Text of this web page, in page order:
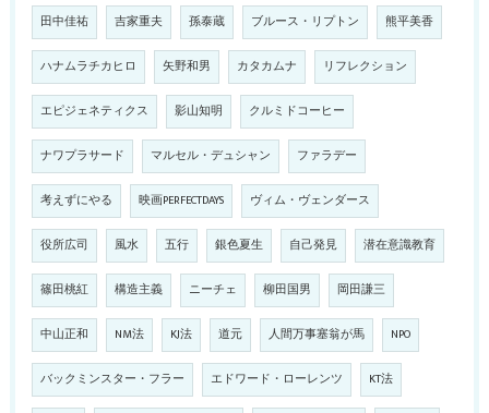
田中佳祐 吉家重夫 孫泰蔵 ブルース・リプトン 熊平美香
ハナムラチカヒロ 矢野和男 カタカムナ リフレクション
エピジェネティクス 影山知明 クルミドコーヒー
ナワプラサード マルセル・デュシャン ファラデー
考えずにやる 映画PERFECTDAYS ヴィム・ヴェンダース
役所広司 風水 五行 銀色夏生 自己発見 潜在意識教育
篠田桃紅 構造主義 ニーチェ 柳田国男 岡田謙三
中山正和 NM法 KJ法 道元 人間万事塞翁が馬 NPO
バックミンスター・フラー エドワード・ローレンツ KT法